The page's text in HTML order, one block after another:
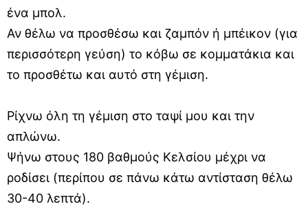
ένα μπολ.
Αν θέλω να προσθέσω και ζαμπόν ή μπέικον (για
περισσότερη γεύση) το κόβω σε κομματάκια και
το προσθέτω και αυτό στη γέμιση.
Ρίχνω όλη τη γέμιση στο ταψί μου και την
απλώνω.
Ψήνω στους 180 βαθμούς Κελσίου μέχρι να
ροδίσει (περίπου σε πάνω κάτω αντίσταση θέλω
30-40 λεπτά).